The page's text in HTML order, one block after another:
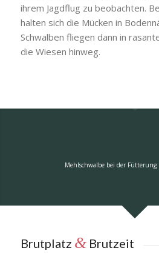
ihrem Jagdflug zu beobachten.
halten sich die Mücken in
Schwalben fliegen dann in
die Wiesen hinweg.
Mehlschwalbe bei der Fütterung
Brutplatz &Brutzeit